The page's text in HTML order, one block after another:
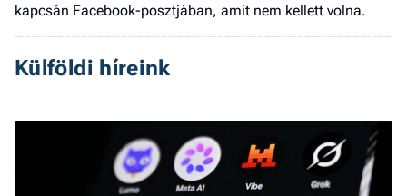
kapcsán Facebook-posztjában, amit nem kellett volna.
Külföldi híreink